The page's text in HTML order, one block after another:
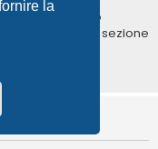
la
vai nel tuo
nella sezione